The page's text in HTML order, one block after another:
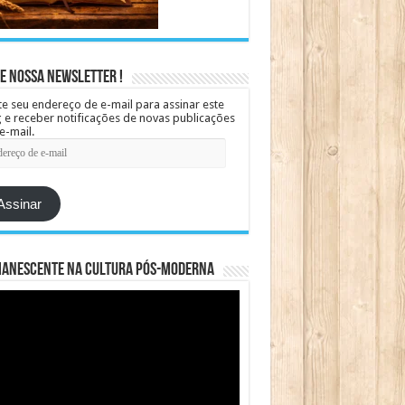
Nossa Newsletter !
seu endereço de e-mail para assinar este
e receber notificações de novas publicações
mail.
na cultura pós-moderna